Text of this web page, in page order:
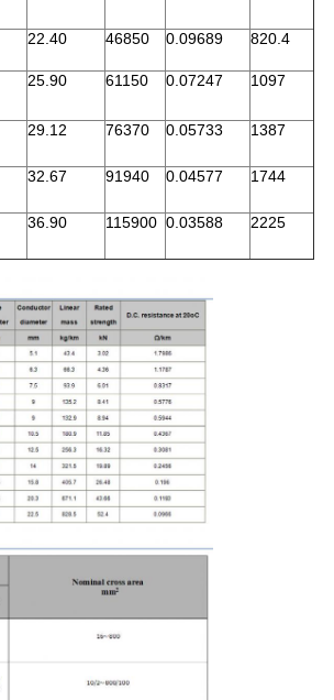
22.40 46850 0.09689 820.4
25.90 61150 0.07247 1097
29.12 76370 0.05733 1387
32.67 91940 0.04577 1744
36.90 115900 0.03588 2225